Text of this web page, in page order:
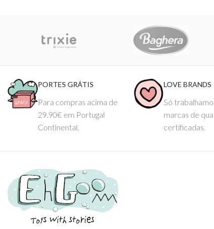
PORTES GRÁTIS
Para compras acima de
29.90€ em Portugal
Continental.
LOVE BRANDS
Só
marcas de
certificadas.